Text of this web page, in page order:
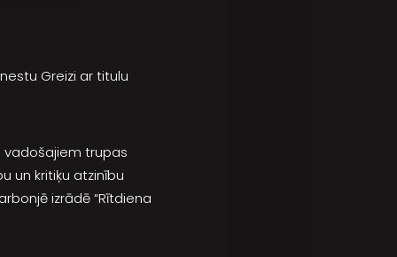
Greizi ar titulu
vadošajiem trupas
un kritiķu atzinību
izrādē “Rītdiena